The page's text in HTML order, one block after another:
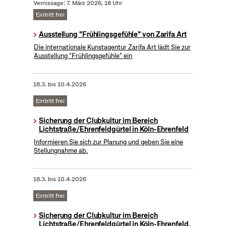
Vernissage: 7. März 2026, 18 Uhr
Eintritt frei
Ausstellung "Frühlingsgefühle" von Zarifa Art
Die internationale Kunstagentur Zarifa Art lädt Sie zur
Ausstellung "Frühlingsgefühle" ein
18.3. bis10.4.2026
Eintritt frei
Sicherung der Clubkultur im Bereich
Lichtstraße/Ehrenfeldgürtel in Köln-Ehrenfeld
Informieren Sie sich zur Planung und geben Sie eine
Stellungnahme ab.
18.3. bis10.4.2026
Eintritt frei
Sicherung der Clubkultur im Bereich
Lichtstraße/Ehrenfeldgürtel in Köln-Ehrenfeld,